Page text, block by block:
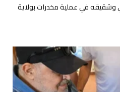
وشقيقه في عملية مخدرات بولاية